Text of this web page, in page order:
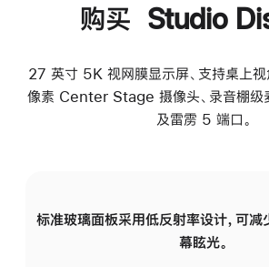
购买 Studio
27 英寸 5K 视网膜显示屏、支持桌上
像素 Center Stage 摄像头、录音棚级
及雷雳 5 端口。
标准玻璃面板采用低反射率设计，可减
幕眩光。